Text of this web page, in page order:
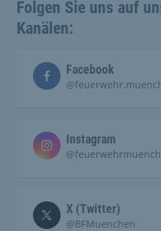
Folgen Sie uns auf
Kanälen:
Facebook
Instagram
X (Twitter)
@BFMuenchen